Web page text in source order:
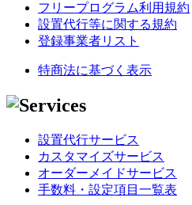
フリープログラム利用規約
設置代行等に関する規約
登録事業者リスト
特商法に基づく表示
設置代行サービス
カスタマイズサービス
オーダーメイドサービス
手数料・設定項目一覧表